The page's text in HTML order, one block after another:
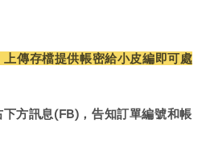
傳存檔提供帳密給小皮編即可處
方訊息(FB)，告知訂單編號和帳